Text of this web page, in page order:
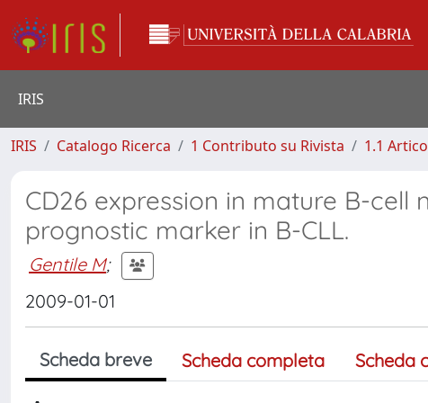
IRIS
IRIS Catalogo Ricerca 1 Contributo su Rivista 1.1
CD26 expression in mature B-cell
prognostic marker in B-CLL.
Gentile M;
2009-01-01
Scheda breve Scheda completa Scheda